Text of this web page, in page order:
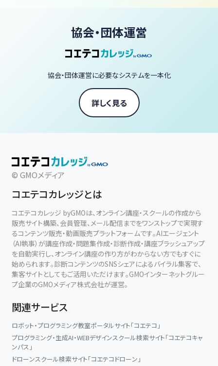
・ブレない自分軸（人生の目的）の発見
入会金・年会費：無料
参加費：1回 1,000円（当日会場にて現金払い）
協会・団体運営
協会・団体運営に必要なシステムを一本化
詳しく見る
© GMOメディア
コエテコカレッジとは
コエテコカレッジ byGMOは、オンライン講座・スクールの作成から
販売サイト構築、会員管理、メール配信までをワンストップで実現す
るコンテンツ販売・動画販売プラットフォームです。AIエージェント
（AI執事）が講座作成・問題集作成・診断作成・講座ブラッシュアップ
を自動実行し、オンライン講座の作り方がわからない方でもすぐに
始められます。診断コンテンツのSNSシェアによるバイラル集客で、
集客サイトとしてもご活用いただけます。GMOインターネットグルー
プ企業のGMOメディア株式会社が運営。
関連サービス
ロボット・プログラミング教室ポータルサイト「コエテコ」
プログラミング・生成AI・WEBデザインスクール検索サイト「コエテコキャ
ンパス」
ドローンスクール検索サイト「コエテコドローン」